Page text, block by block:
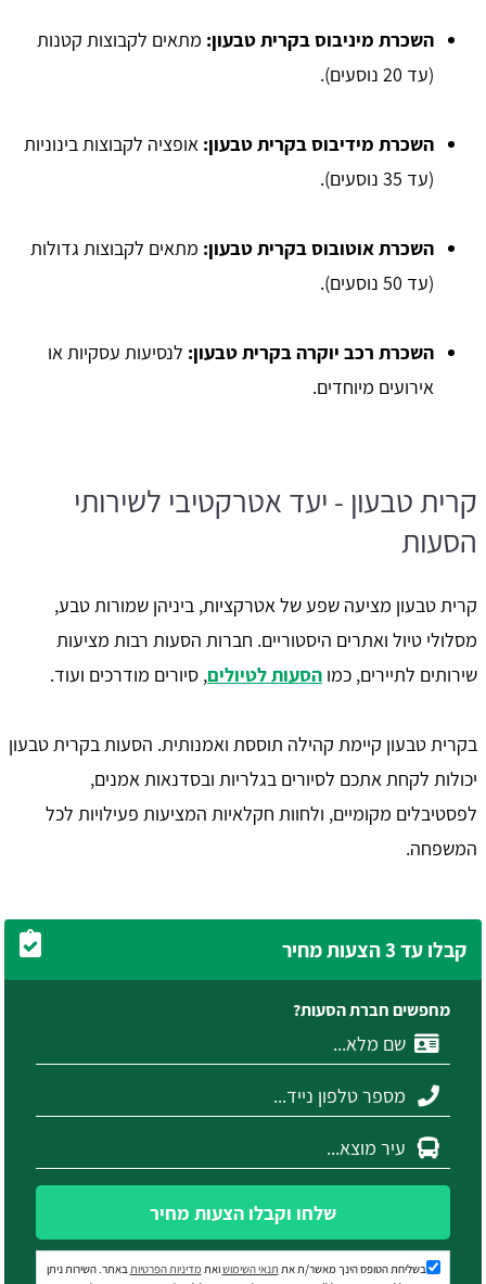
השכרת מיניבוס בקרית טבעון: מתאים לקבוצות קטנות
(עד 20 נוסעים).
השכרת מידיבוס בקרית טבעון: אופציה לקבוצות בינוניות
(עד 35 נוסעים).
השכרת אוטובוס בקרית טבעון: מתאים לקבוצות גדולות
(עד 50 נוסעים).
השכרת רכב יוקרה בקרית טבעון: לנסיעות עסקיות או
אירועים מיוחדים.
קרית טבעון - יעד אטרקטיבי לשירותי
הסעות
קרית טבעון מציעה שפע של אטרקציות, ביניהן שמורות טבע,
מסלולי טיול ואתרים היסטוריים. חברות הסעות רבות מציעות
שירותים לתיירים, כמו הסעות לטיולים, סיורים מודרכים ועוד.
בקרית טבעון קיימת קהילה תוססת ואמנותית. הסעות בקרית טבעון
יכולות לקחת אתכם לסיורים בגלריות ובסדנאות אמנים,
לפסטיבלים מקומיים, ולחוות חקלאיות המציעות פעילויות לכל
המשפחה.
קבלו עד 3 הצעות מחיר
מחפשים חברת הסעות?
שלחו וקבלו הצעות מחיר
בשליחת הטופס הינך מאשר/ת את תנאי השימושואת מדיניות הפרטיותבאתר. השירות ניתן